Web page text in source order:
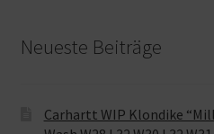
Neueste Beiträge
Carhartt WIP Klondike